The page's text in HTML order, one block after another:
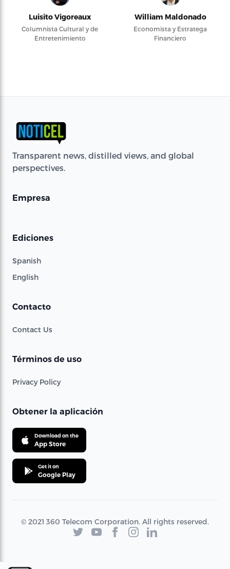
Luisito Vigoreaux
Columnista Cultural y de
Entretenimiento
William Maldonado
Economista y Estratega
Financiero
Transparent news, distilled views, and global
perspectives.
Empresa
Ediciones
Spanish
English
Contacto
Contact Us
Términos de uso
Privacy Policy
Obtener la aplicación
Download on the
App Store
Get it on
Google Play
© 2021 360 Telecom Corporation. All rights reserved.